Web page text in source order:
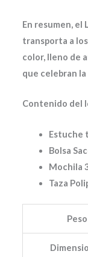
En resumen, el
transporta a
color, lleno de
que celebran
Contenido del
Estuche
Bolsa
Mochila
Taza
Peso